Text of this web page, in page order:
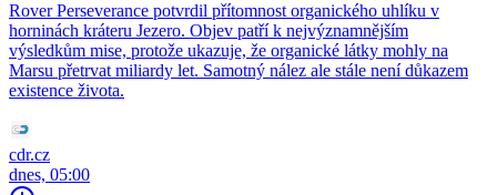
Rover Perseverance potvrdil přítomnost organického uhlíku v
horninách kráteru Jezero. Objev patří k nejvýznamnějším
výsledkům mise, protože ukazuje, že organické látky mohly na
Marsu přetrvat miliardy let. Samotný nález ale stále není důkazem
existence života.
cdr.cz
dnes, 05:00